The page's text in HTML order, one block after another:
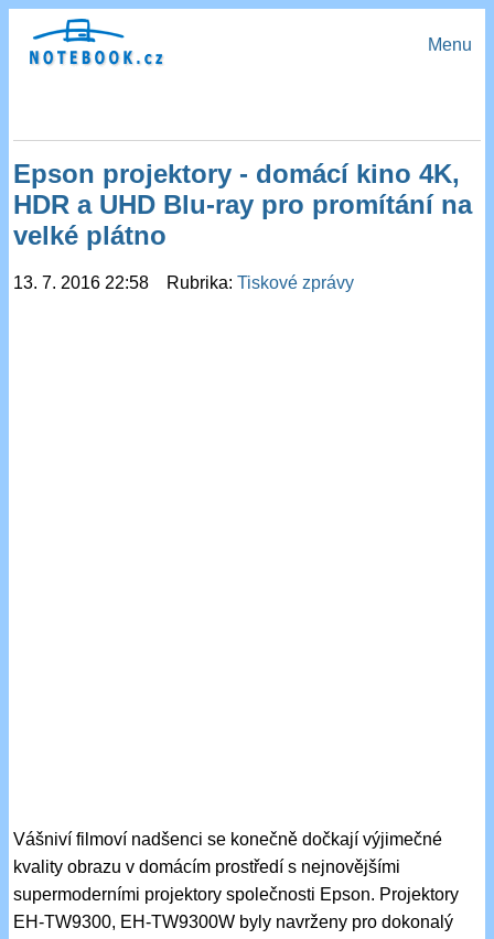
Menu
Epson projektory - domácí kino 4K,
HDR a UHD Blu-ray pro promítání na
velké plátno
13. 7. 2016 22:58 Rubrika:Tiskové zprávy
Vášniví filmoví nadšenci se konečně dočkají výjimečné
kvality obrazu v domácím prostředí s nejnovějšími
supermoderními projektory společnosti Epson. Projektory
EH-TW9300, EH-TW9300W byly navrženy pro dokonalý